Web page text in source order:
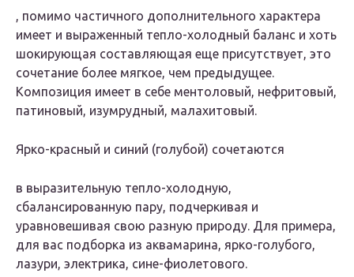
, помимо частичного дополнительного характера
имеет и выраженный тепло-холодный баланс и хоть
шокирующая составляющая еще присутствует, это
сочетание более мягкое, чем предыдущее.
Композиция имеет в себе ментоловый, нефритовый,
патиновый, изумрудный, малахитовый.
Ярко-красный и синий (голубой) сочетаются
в выразительную тепло-холодную,
сбалансированную пару, подчеркивая и
уравновешивая свою разную природу. Для примера,
для вас подборка из аквамарина, ярко-голубого,
лазури, электрика, сине-фиолетового.